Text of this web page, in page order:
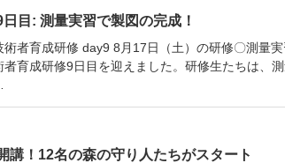
目: 測量実習で製図の完成！
者育成研修 day9 8月17日（土）の研修〇測量
者育成研修9日目を迎えました。研修生たちは、
講！12名の森の守り人たちがスタート